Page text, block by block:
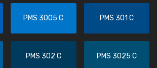
PMS 3005 C PMS 301 C
PMS 302 C PMS 3025 C